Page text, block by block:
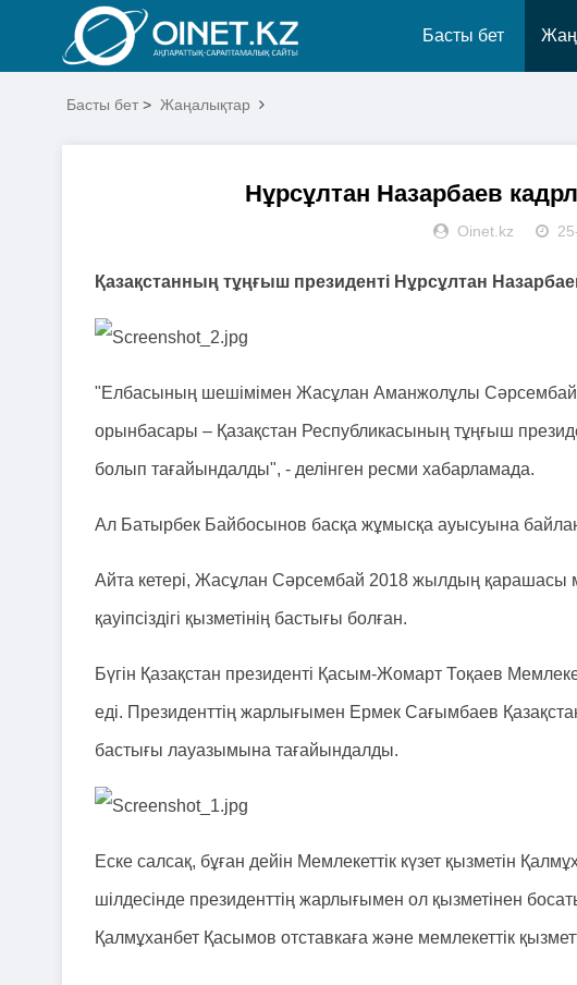
Басты бет
Басты бет > Жаңалықтар
Нұрсұлтан Назарбаев
Oinet.kz
Қазақстанның тұңғыш президенті Нұрсұлтан
"Елбасының шешімімен Жасұлан Аманжолұлы Сәрсембай
орынбасары – Қазақстан Республикасының тұңғыш
болып тағайындалды", - делінген ресми хабарламада.
Ал Батырбек Байбосынов басқа жұмысқа ауысуына
Айта кетері, Жасұлан Сәрсембай 2018 жылдың
қауіпсіздігі қызметінің бастығы болған.
Бүгін Қазақстан президенті Қасым-Жомарт Тоқаев
еді. Президенттің жарлығымен Ермек Сағымбаев
бастығы лауазымына тағайындалды.
Еске салсақ, бұған дейін Мемлекеттік күзет қызметін
шілдесінде президенттің жарлығымен ол қызметінен
Қалмұханбет Қасымов отставкаға және мемлекеттік